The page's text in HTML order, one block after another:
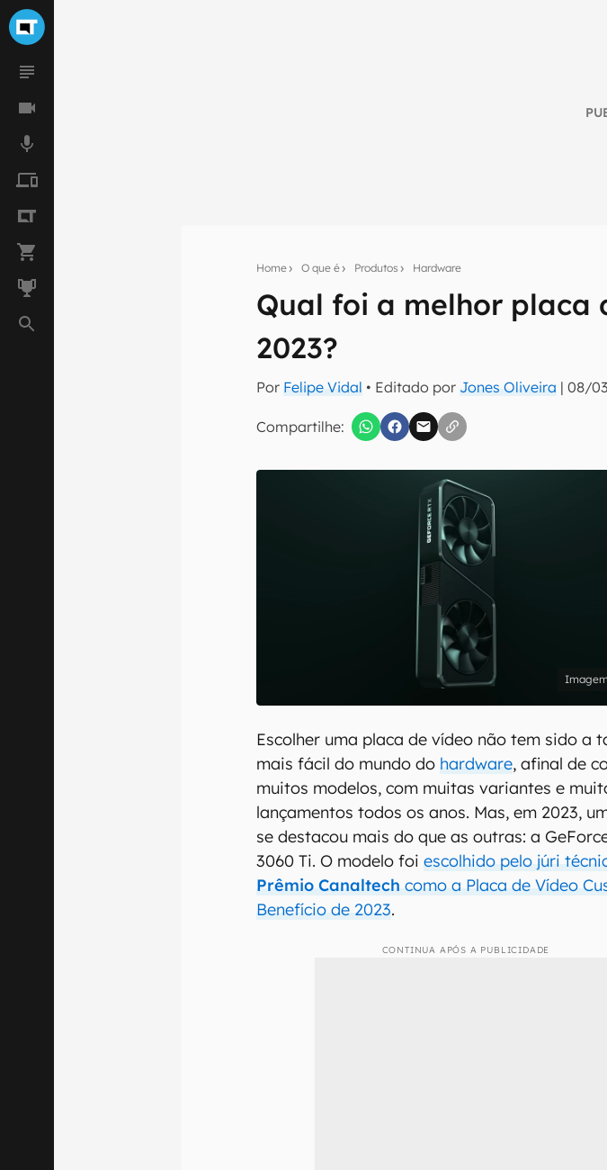
Home O que é Produtos Hardware
Qual foi a melhor placa
2023?
Por Felipe Vidal • Editado por Jones Oliveira |08/
Compartilhe:
Seu resumo inteligente do mundo
Assine a newsletter do Canaltech e receba
Confirmo que li, aceito e concordo com os
Escolher uma placa de vídeo não tem sido a
mais fácil do mundo do hardware, afinal de
muitos modelos, com muitas variantes e
lançamentos todos os anos. Mas, em 2023,
se destacou mais do que as outras: a
3060 Ti. O modelo foiescolhido pelo júri
Prêmio Canaltech como a Placa de Vídeo
Benefício de 2023.
CONTINUA APÓS A PUBLICIDADE